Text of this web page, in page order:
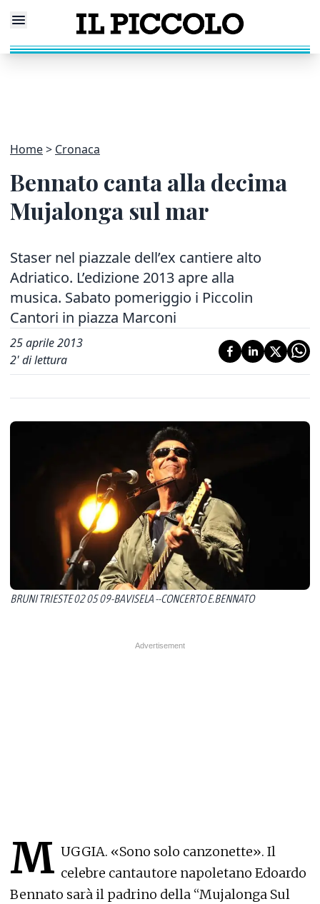
Home Cronaca
Bennato canta alla decima
Mujalonga sul mar
Staser nel piazzale dell’ex cantiere alto
Adriatico. L’edizione 2013 apre alla
musica. Sabato pomeriggio i Piccolin
Cantori in piazza Marconi
25 aprile 2013
2' di lettura
BRUNI TRIESTE 02 05 09-BAVISELA --CONCERTO E.BENNATO
M UGGIA. «Sono solo canzonette». Il
celebre cantautore napoletano Edoardo
Bennato sarà il padrino della “Mujalonga Sul